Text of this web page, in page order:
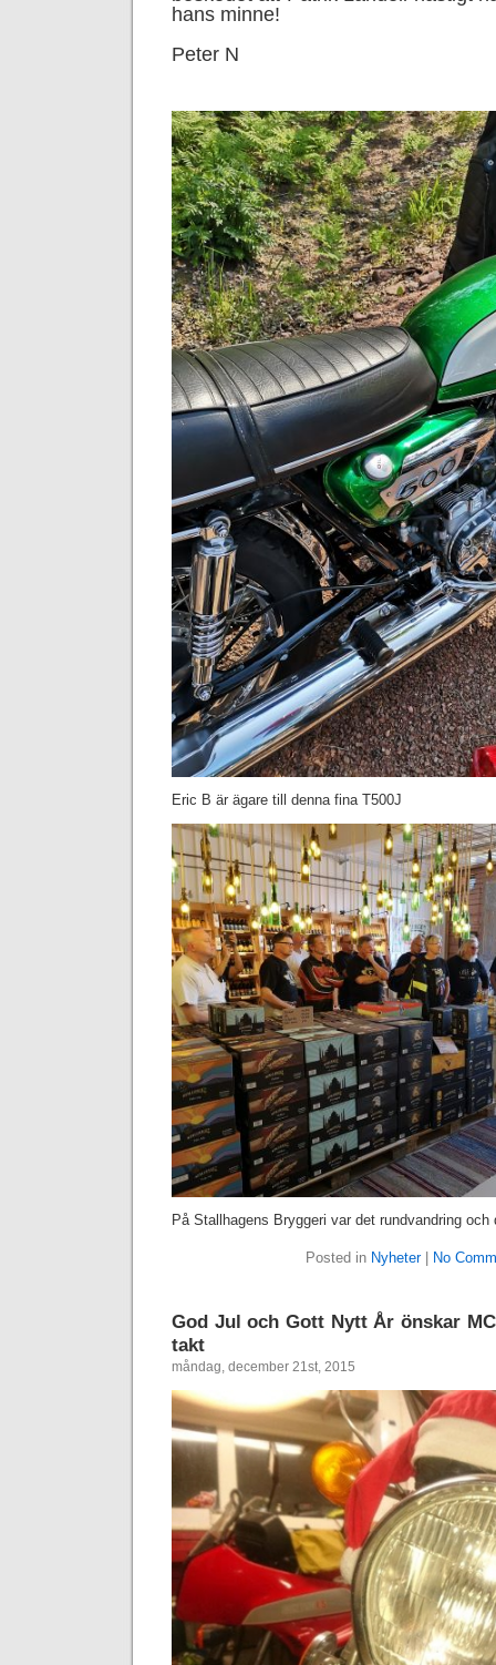
hans minne!
Peter N
Eric B är ägare till denna fina T500J
På Stallhagens Bryggeri var det rundvandring
Posted in Nyheter| No
God Jul och Gott Nytt År önskar
takt
måndag, december 21st, 2015